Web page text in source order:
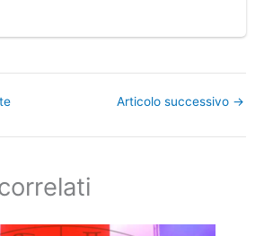
Articolo successivo →